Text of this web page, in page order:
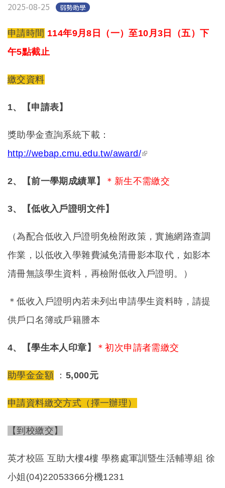
2025-08-25 弱勢助學
申請時間 114年9月8日（一）至10月3日（五）下
午5點截止
繳交資料
1、【申請表】
獎助學金查詢系統下載：
http://webap.cmu.edu.tw/award/(link is external)
2、【前一學期成績單】 ＊新生不需繳交
3、【低收入戶證明文件】
（為配合低收入戶證明免檢附政策，實施網路查調
作業，以低收入學雜費減免清冊影本取代，如影本
清冊無該學生資料，再檢附低收入戶證明。）
＊低收入戶證明內若未列出申請學生資料時，請提
供戶口名簿或戶籍謄本
4、【學生本人印章】 ＊初次申請者需繳交
助學金金額 ： 5,000元
申請資料繳交方式（擇一辦理）
【到校繳交】
英才校區 互助大樓4樓 學務處軍訓暨生活輔導組 徐
小姐(04)22053366分機1231